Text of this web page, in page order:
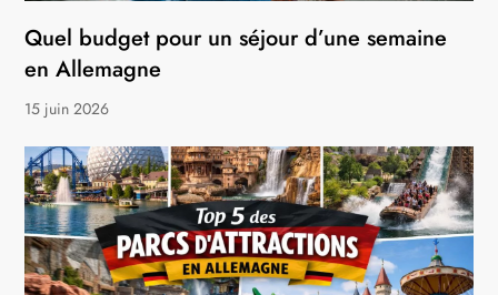
Quel budget pour un séjour d’une semaine
en Allemagne
15 juin 2026